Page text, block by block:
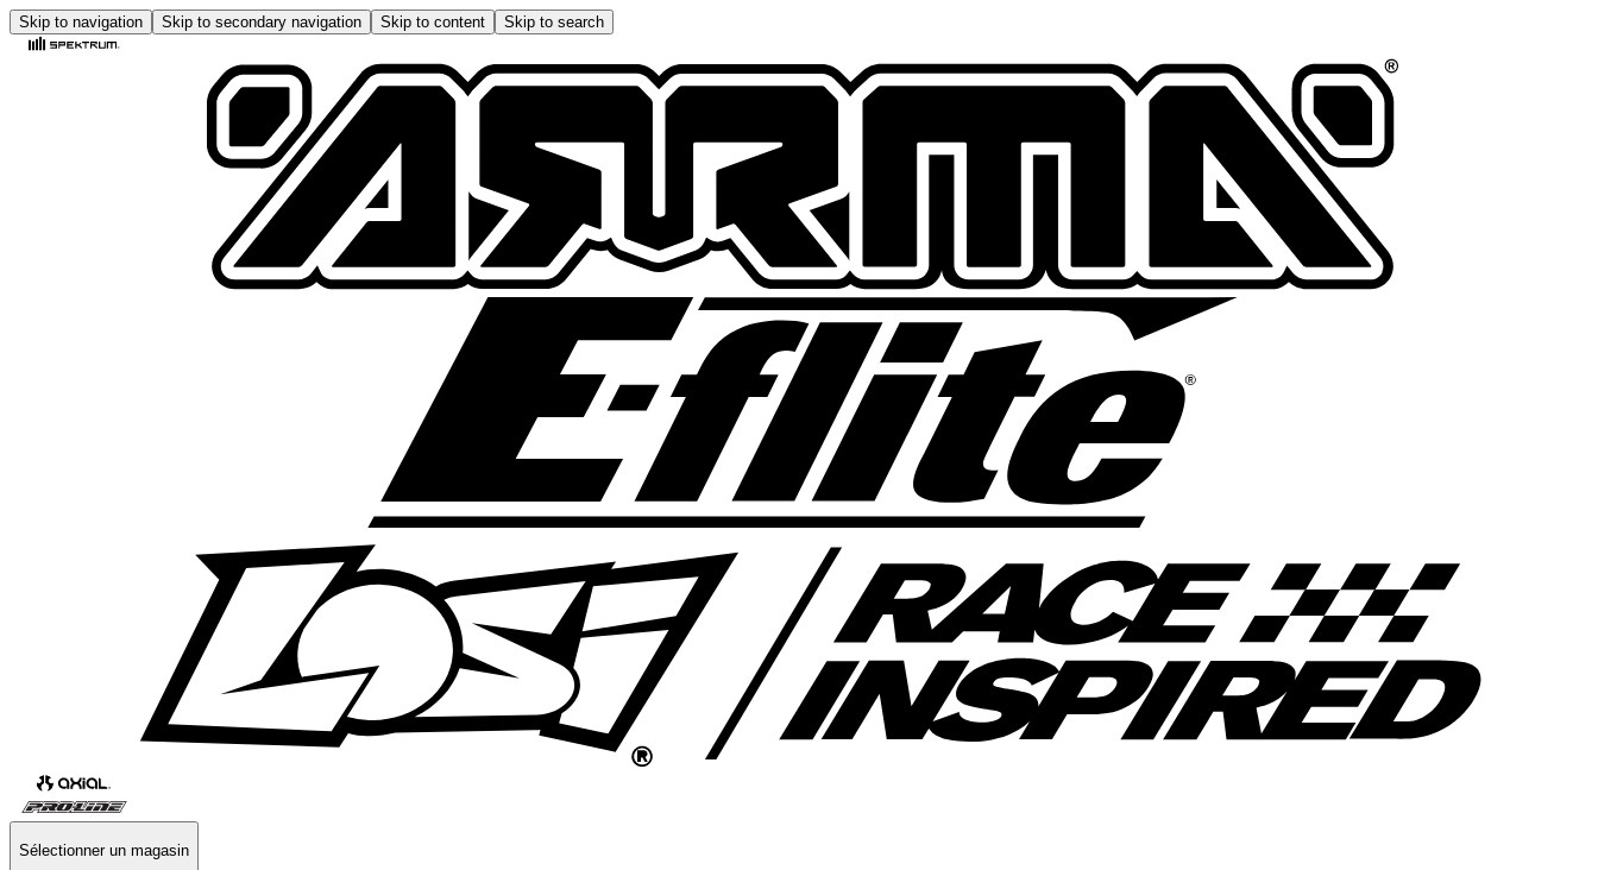
Skip to navigation Skip to secondary navigation Skip to content Skip to search
Sélectionner un magasin